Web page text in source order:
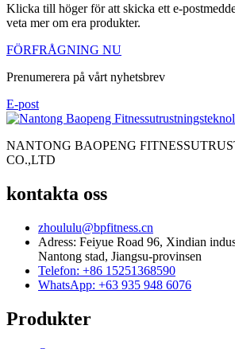
Klicka till höger för att skicka ett e-
veta mer om era produkter.
FÖRFRÅGNING NU
Prenumerera på vårt nyhetsbrev
E-post
NANTONG BAOPENG
CO.,LTD
kontakta oss
zhoululu@bpfitness.cn
Adress: Feiyue Road 96, Xindian
Nantong stad, Jiangsu-provinsen
Telefon: +86 15251368590
WhatsApp: +63 935 948 6076
Produkter